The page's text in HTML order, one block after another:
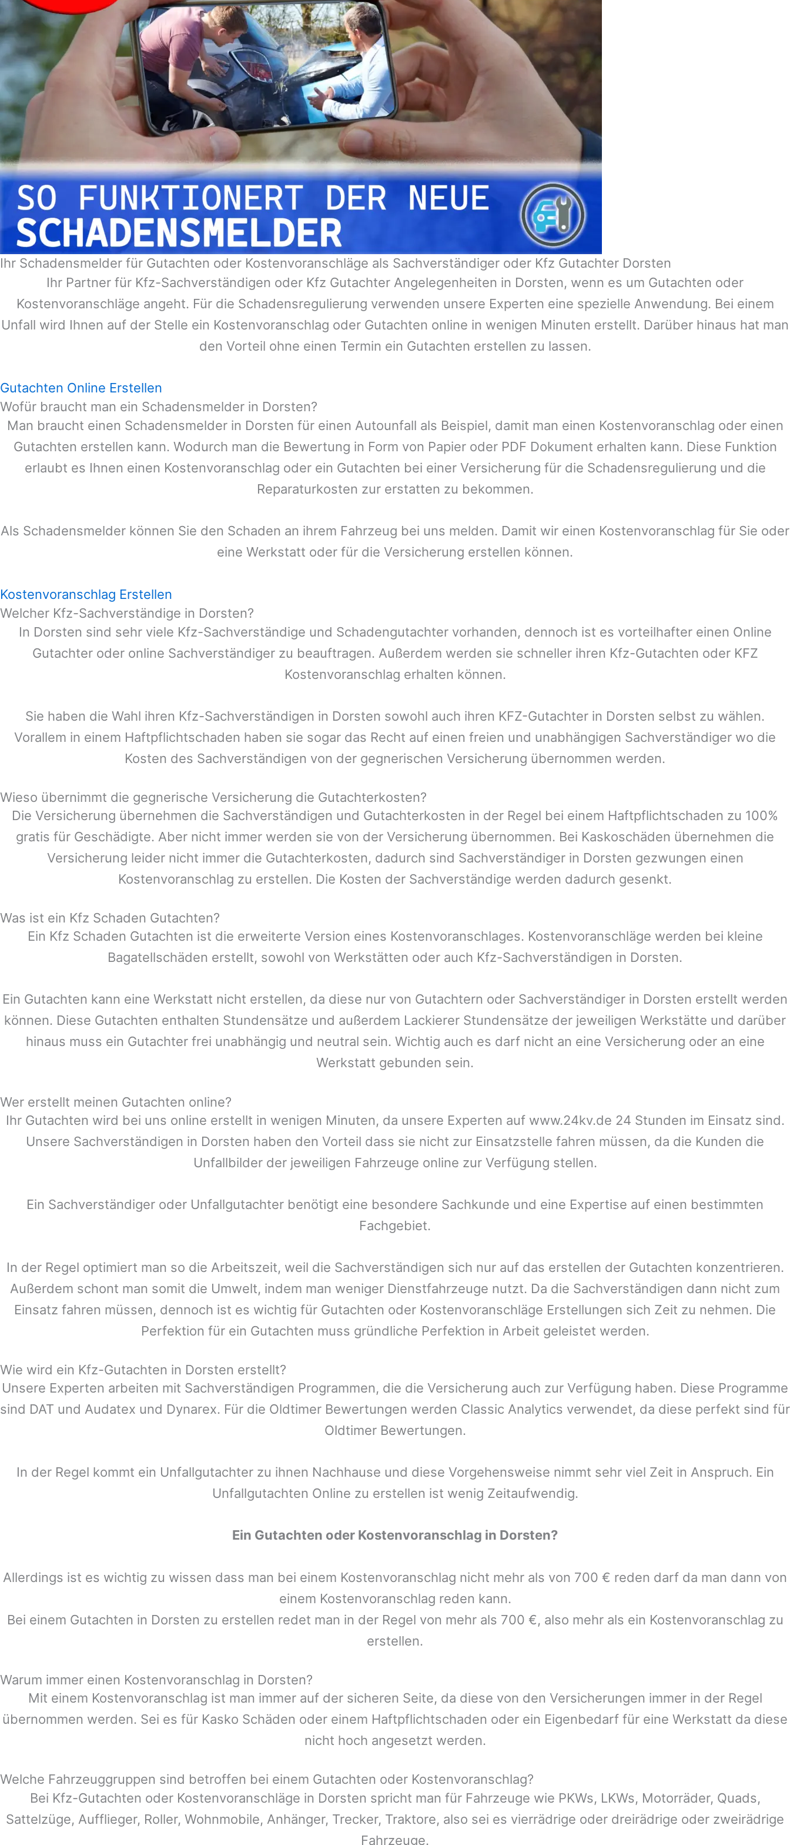
Ihr Schadensmelder für Gutachten oder Kostenvoranschläge als Sachverständiger oder Kfz Gutachter Dorsten
Ihr Partner für Kfz-Sachverständigen oder Kfz Gutachter Angelegenheiten in Dorsten, wenn es um Gutachten oder
Kostenvoranschläge angeht. Für die Schadensregulierung verwenden unsere Experten eine spezielle Anwendung. Bei einem
Unfall wird Ihnen auf der Stelle ein Kostenvoranschlag oder Gutachten online in wenigen Minuten erstellt. Darüber hinaus hat man
den Vorteil ohne einen Termin ein Gutachten erstellen zu lassen.
Gutachten Online Erstellen
Wofür braucht man ein Schadensmelder in Dorsten?
Man braucht einen Schadensmelder in Dorsten für einen Autounfall als Beispiel, damit man einen Kostenvoranschlag oder einen
Gutachten erstellen kann. Wodurch man die Bewertung in Form von Papier oder PDF Dokument erhalten kann. Diese Funktion
erlaubt es Ihnen einen Kostenvoranschlag oder ein Gutachten bei einer Versicherung für die Schadensregulierung und die
Reparaturkosten zur erstatten zu bekommen.
Als Schadensmelder können Sie den Schaden an ihrem Fahrzeug bei uns melden. Damit wir einen Kostenvoranschlag für Sie oder
eine Werkstatt oder für die Versicherung erstellen können.
Kostenvoranschlag Erstellen
Welcher Kfz-Sachverständige in Dorsten?
In Dorsten sind sehr viele Kfz-Sachverständige und Schadengutachter vorhanden, dennoch ist es vorteilhafter einen Online
Gutachter oder online Sachverständiger zu beauftragen. Außerdem werden sie schneller ihren Kfz-Gutachten oder KFZ
Kostenvoranschlag erhalten können.
Sie haben die Wahl ihren Kfz-Sachverständigen in Dorsten sowohl auch ihren KFZ-Gutachter in Dorsten selbst zu wählen.
Vorallem in einem Haftpflichtschaden haben sie sogar das Recht auf einen freien und unabhängigen Sachverständiger wo die
Kosten des Sachverständigen von der gegnerischen Versicherung übernommen werden.
Wieso übernimmt die gegnerische Versicherung die Gutachterkosten?
Die Versicherung übernehmen die Sachverständigen und Gutachterkosten in der Regel bei einem Haftpflichtschaden zu 100%
gratis für Geschädigte. Aber nicht immer werden sie von der Versicherung übernommen. Bei Kaskoschäden übernehmen die
Versicherung leider nicht immer die Gutachterkosten, dadurch sind Sachverständiger in Dorsten gezwungen einen
Kostenvoranschlag zu erstellen. Die Kosten der Sachverständige werden dadurch gesenkt.
Was ist ein Kfz Schaden Gutachten?
Ein Kfz Schaden Gutachten ist die erweiterte Version eines Kostenvoranschlages. Kostenvoranschläge werden bei kleine
Bagatellschäden erstellt, sowohl von Werkstätten oder auch Kfz-Sachverständigen in Dorsten.
Ein Gutachten kann eine Werkstatt nicht erstellen, da diese nur von Gutachtern oder Sachverständiger in Dorsten erstellt werden
können. Diese Gutachten enthalten Stundensätze und außerdem Lackierer Stundensätze der jeweiligen Werkstätte und darüber
hinaus muss ein Gutachter frei unabhängig und neutral sein. Wichtig auch es darf nicht an eine Versicherung oder an eine
Werkstatt gebunden sein.
Wer erstellt meinen Gutachten online?
Ihr Gutachten wird bei uns online erstellt in wenigen Minuten, da unsere Experten auf www.24kv.de 24 Stunden im Einsatz sind.
Unsere Sachverständigen in Dorsten haben den Vorteil dass sie nicht zur Einsatzstelle fahren müssen, da die Kunden die
Unfallbilder der jeweiligen Fahrzeuge online zur Verfügung stellen.
Ein Sachverständiger oder Unfallgutachter benötigt eine besondere Sachkunde und eine Expertise auf einen bestimmten
Fachgebiet.
In der Regel optimiert man so die Arbeitszeit, weil die Sachverständigen sich nur auf das erstellen der Gutachten konzentrieren.
Außerdem schont man somit die Umwelt, indem man weniger Dienstfahrzeuge nutzt. Da die Sachverständigen dann nicht zum
Einsatz fahren müssen, dennoch ist es wichtig für Gutachten oder Kostenvoranschläge Erstellungen sich Zeit zu nehmen. Die
Perfektion für ein Gutachten muss gründliche Perfektion in Arbeit geleistet werden.
Wie wird ein Kfz-Gutachten in Dorsten erstellt?
Unsere Experten arbeiten mit Sachverständigen Programmen, die die Versicherung auch zur Verfügung haben. Diese Programme
sind DAT und Audatex und Dynarex. Für die Oldtimer Bewertungen werden Classic Analytics verwendet, da diese perfekt sind für
Oldtimer Bewertungen.
In der Regel kommt ein Unfallgutachter zu ihnen Nachhause und diese Vorgehensweise nimmt sehr viel Zeit in Anspruch. Ein
Unfallgutachten Online zu erstellen ist wenig Zeitaufwendig.
Ein Gutachten oder Kostenvoranschlag in Dorsten?
Allerdings ist es wichtig zu wissen dass man bei einem Kostenvoranschlag nicht mehr als von 700 € reden darf da man dann von
einem Kostenvoranschlag reden kann.
Bei einem Gutachten in Dorsten zu erstellen redet man in der Regel von mehr als 700 €, also mehr als ein Kostenvoranschlag zu
erstellen.
Warum immer einen Kostenvoranschlag in Dorsten?
Mit einem Kostenvoranschlag ist man immer auf der sicheren Seite, da diese von den Versicherungen immer in der Regel
übernommen werden. Sei es für Kasko Schäden oder einem Haftpflichtschaden oder ein Eigenbedarf für eine Werkstatt da diese
nicht hoch angesetzt werden.
Welche Fahrzeuggruppen sind betroffen bei einem Gutachten oder Kostenvoranschlag?
Bei Kfz-Gutachten oder Kostenvoranschläge in Dorsten spricht man für Fahrzeuge wie PKWs, LKWs, Motorräder, Quads,
Sattelzüge, Aufflieger, Roller, Wohnmobile, Anhänger, Trecker, Traktore, also sei es vierrädrige oder dreirädrige oder zweirädrige
Fahrzeuge.